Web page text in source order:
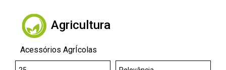
Agricultura
Acessórios AgrÍcolas